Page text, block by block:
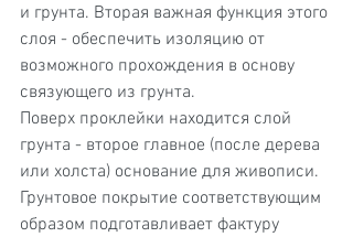
и грунта. Вторая важная функция этого
слоя - обеспечить изоляцию от
возможного прохождения в основу
связующего из грунта.
Поверх проклейки находится слой
грунта - второе главное (после дерева
или холста) основание для живописи.
Грунтовое покрытие соответствующим
образом подготавливает фактуру